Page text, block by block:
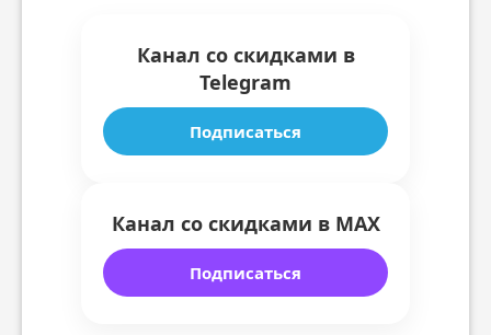
Канал со скидками в
Telegram
Подписаться
Канал со скидками в MAX
Подписаться